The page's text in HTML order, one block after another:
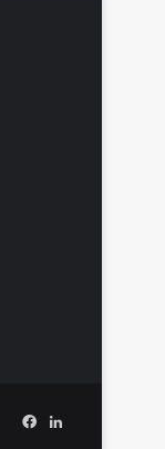
Facebook
Linkedin